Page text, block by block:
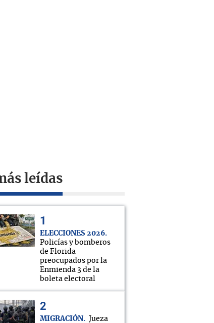
leídas
ELECCIONES 2026
Policías y bomberos
de Florida
preocupados por la
Enmienda 3 de la
boleta electoral
MIGRACIÓN
Jueza